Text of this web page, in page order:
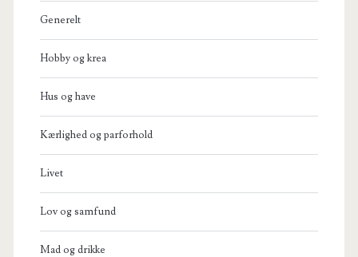
Generelt
Hobby og krea
Hus og have
Kærlighed og parforhold
Livet
Lov og samfund
Mad og drikke